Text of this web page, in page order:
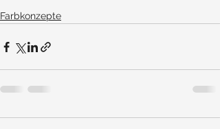
Farbkonzepte